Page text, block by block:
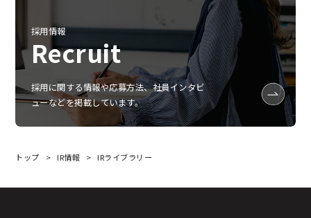
採用情報
Recruit
採用に関する情報や応募方法、社員インタビ
ューなどを掲載しています。
トップ IR情報 IRライブラリー